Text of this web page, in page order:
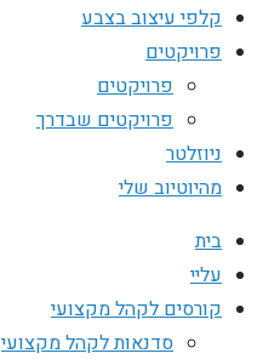
קלפי עיצוב בצבע
פרויקטים
פרויקטים
פרויקטים שבדרך
ניוזלטר
מהיוטיוב שלי
בית
עליי
קורסים לקהל מקצועי
סדנאות לקהל מקצועי